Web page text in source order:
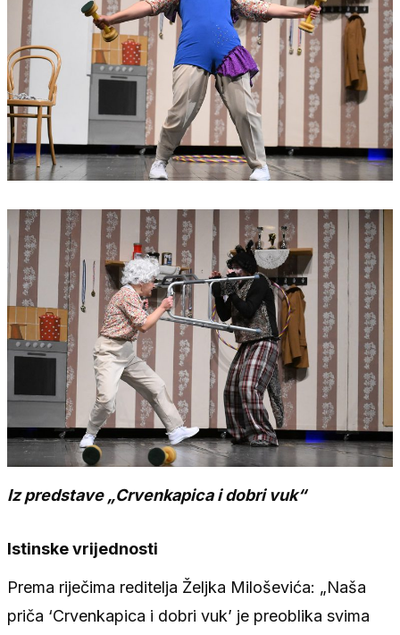
Iz predstave „Crvenkapica i dobri vuk“
Istinske vrijednosti
Prema riječima reditelja Željka Miloševića: „Naša
priča ‘Crvenkapica i dobri vuk’ je preoblika svima